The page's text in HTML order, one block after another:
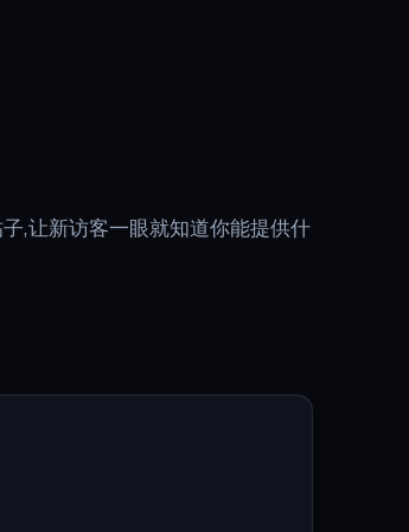
,让新访客一眼就知道你能提供什